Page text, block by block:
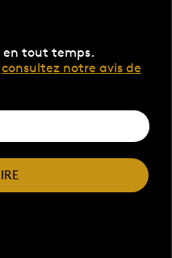
en tout temps.
consultez notre avis de